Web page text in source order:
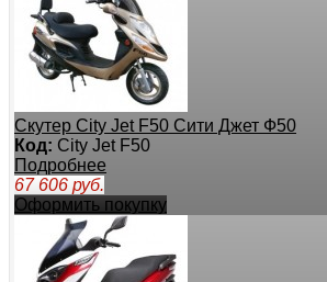
Скутер City Jet F50 Сити Джет Ф50
Код: City Jet F50
Подробнее
67 606 руб.
Оформить покупку